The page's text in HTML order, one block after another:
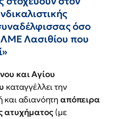
όσο
Λασιθίου που
και Αγίου
καταγγέλλει την
αδιανόητηαπόπειρα
ατυχήματος(με